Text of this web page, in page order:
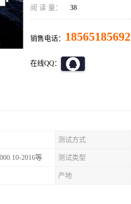
阅 读 量： 38
销售电话： 18565185692
在线QQ：
测试方式
2016等 测试类型
产地